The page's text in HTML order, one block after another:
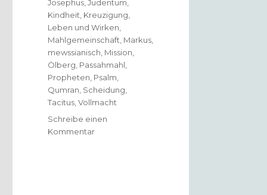
Josephus ,Judentum
Kindheit Kreuzigung
Leben und Wirken
Mahlgemeinschaft Markus
mewssianisch Mission
Ölberg Passahmahl
Propheten Psalm
Qumran Scheidung
Tacitus ,Vollmacht
Schreibe einen
Kommentarzu